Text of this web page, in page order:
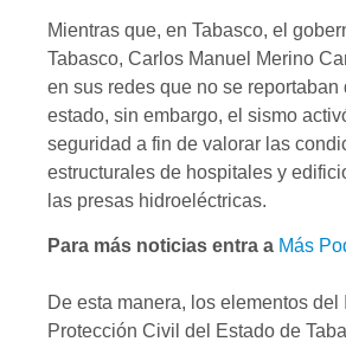
Mientras que, en Tabasco, el
Tabasco, Carlos Manuel Merino
en sus redes que no se reportaban
estado, sin embargo, el sismo
seguridad a fin de valorar las
estructurales de hospitales y
las presas hidroeléctricas.
Para más noticias entra a Más
De esta manera, los elementos del
Protección Civil del Estado de